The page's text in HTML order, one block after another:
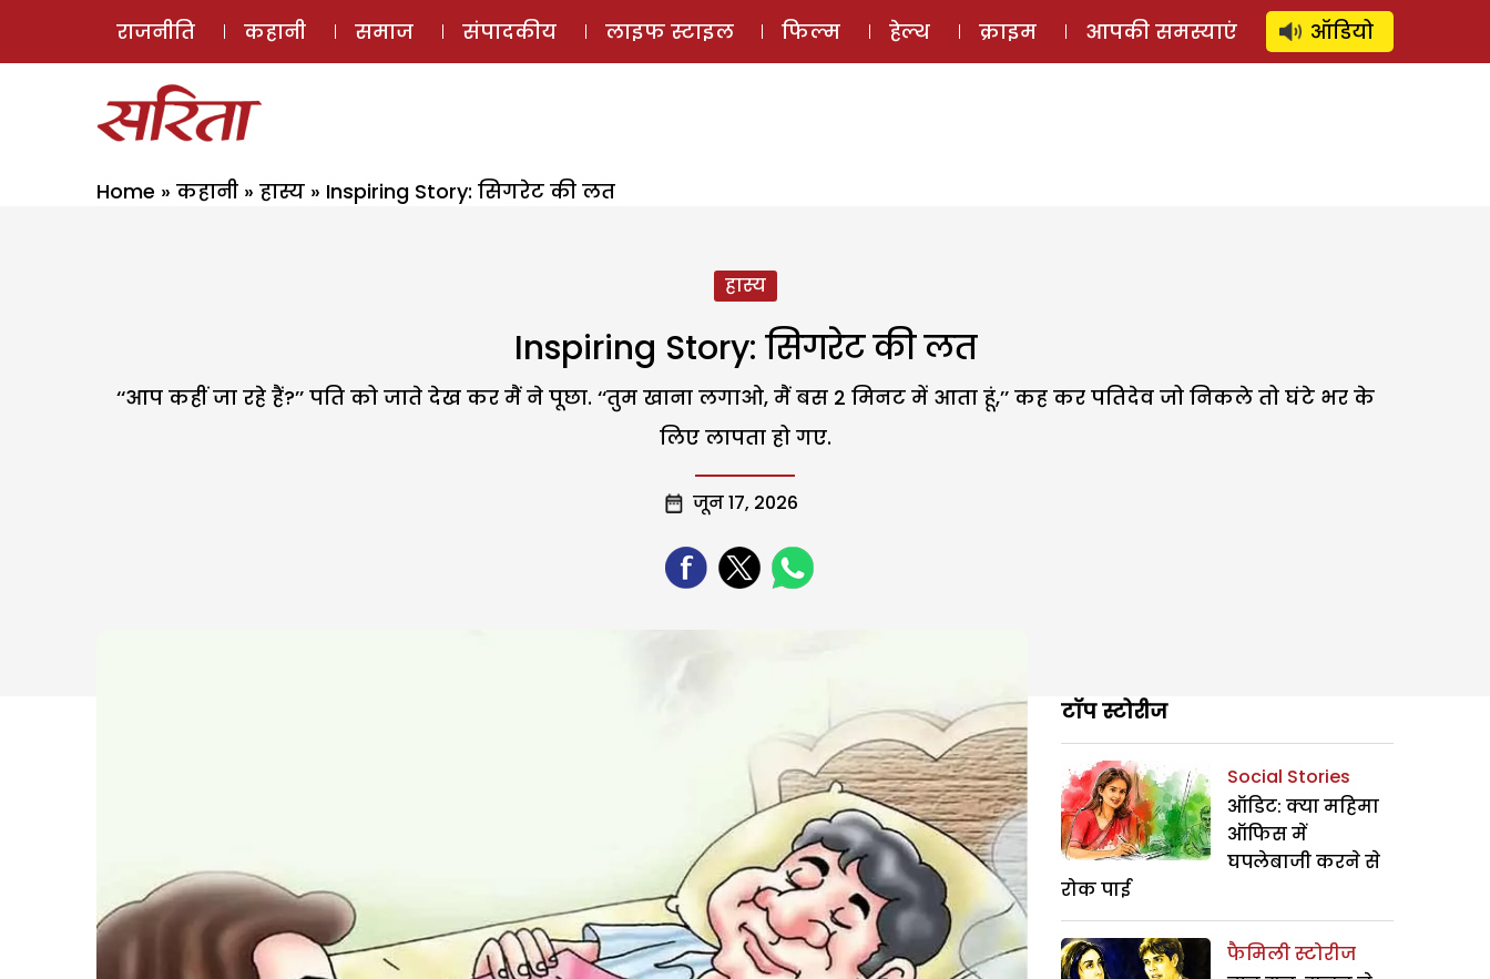
ई-मैगज़ीन ऑडियो स्टोरी लॉग इन ⚲ SUBSCRIBE
राजनीति कहानी समाज संपादकीय लाइफ स्टाइल फिल्म हेल्थ क्राइम आपकी समस्याएं ऑडियो
Home » कहानी » हास्य » Inspiring Story: सिगरेट की लत
हास्य
Inspiring Story: सिगरेट की लत
‘‘आप कहीं जा रहे हैं?’’ पति को जाते देख कर मैं ने पूछा. ‘‘तुम खाना लगाओ, मैं बस 2 मिनट में आता हूं,’’ कह कर पतिदेव जो निकले तो घंटे भर के
लिए लापता हो गए.
जून 17, 2026
टॉप स्टोरीज
Social Stories
ऑडिट: क्या महिमा
ऑफिस में
घपलेबाजी करने से
रोक पाई
फैमिली स्टोरीज